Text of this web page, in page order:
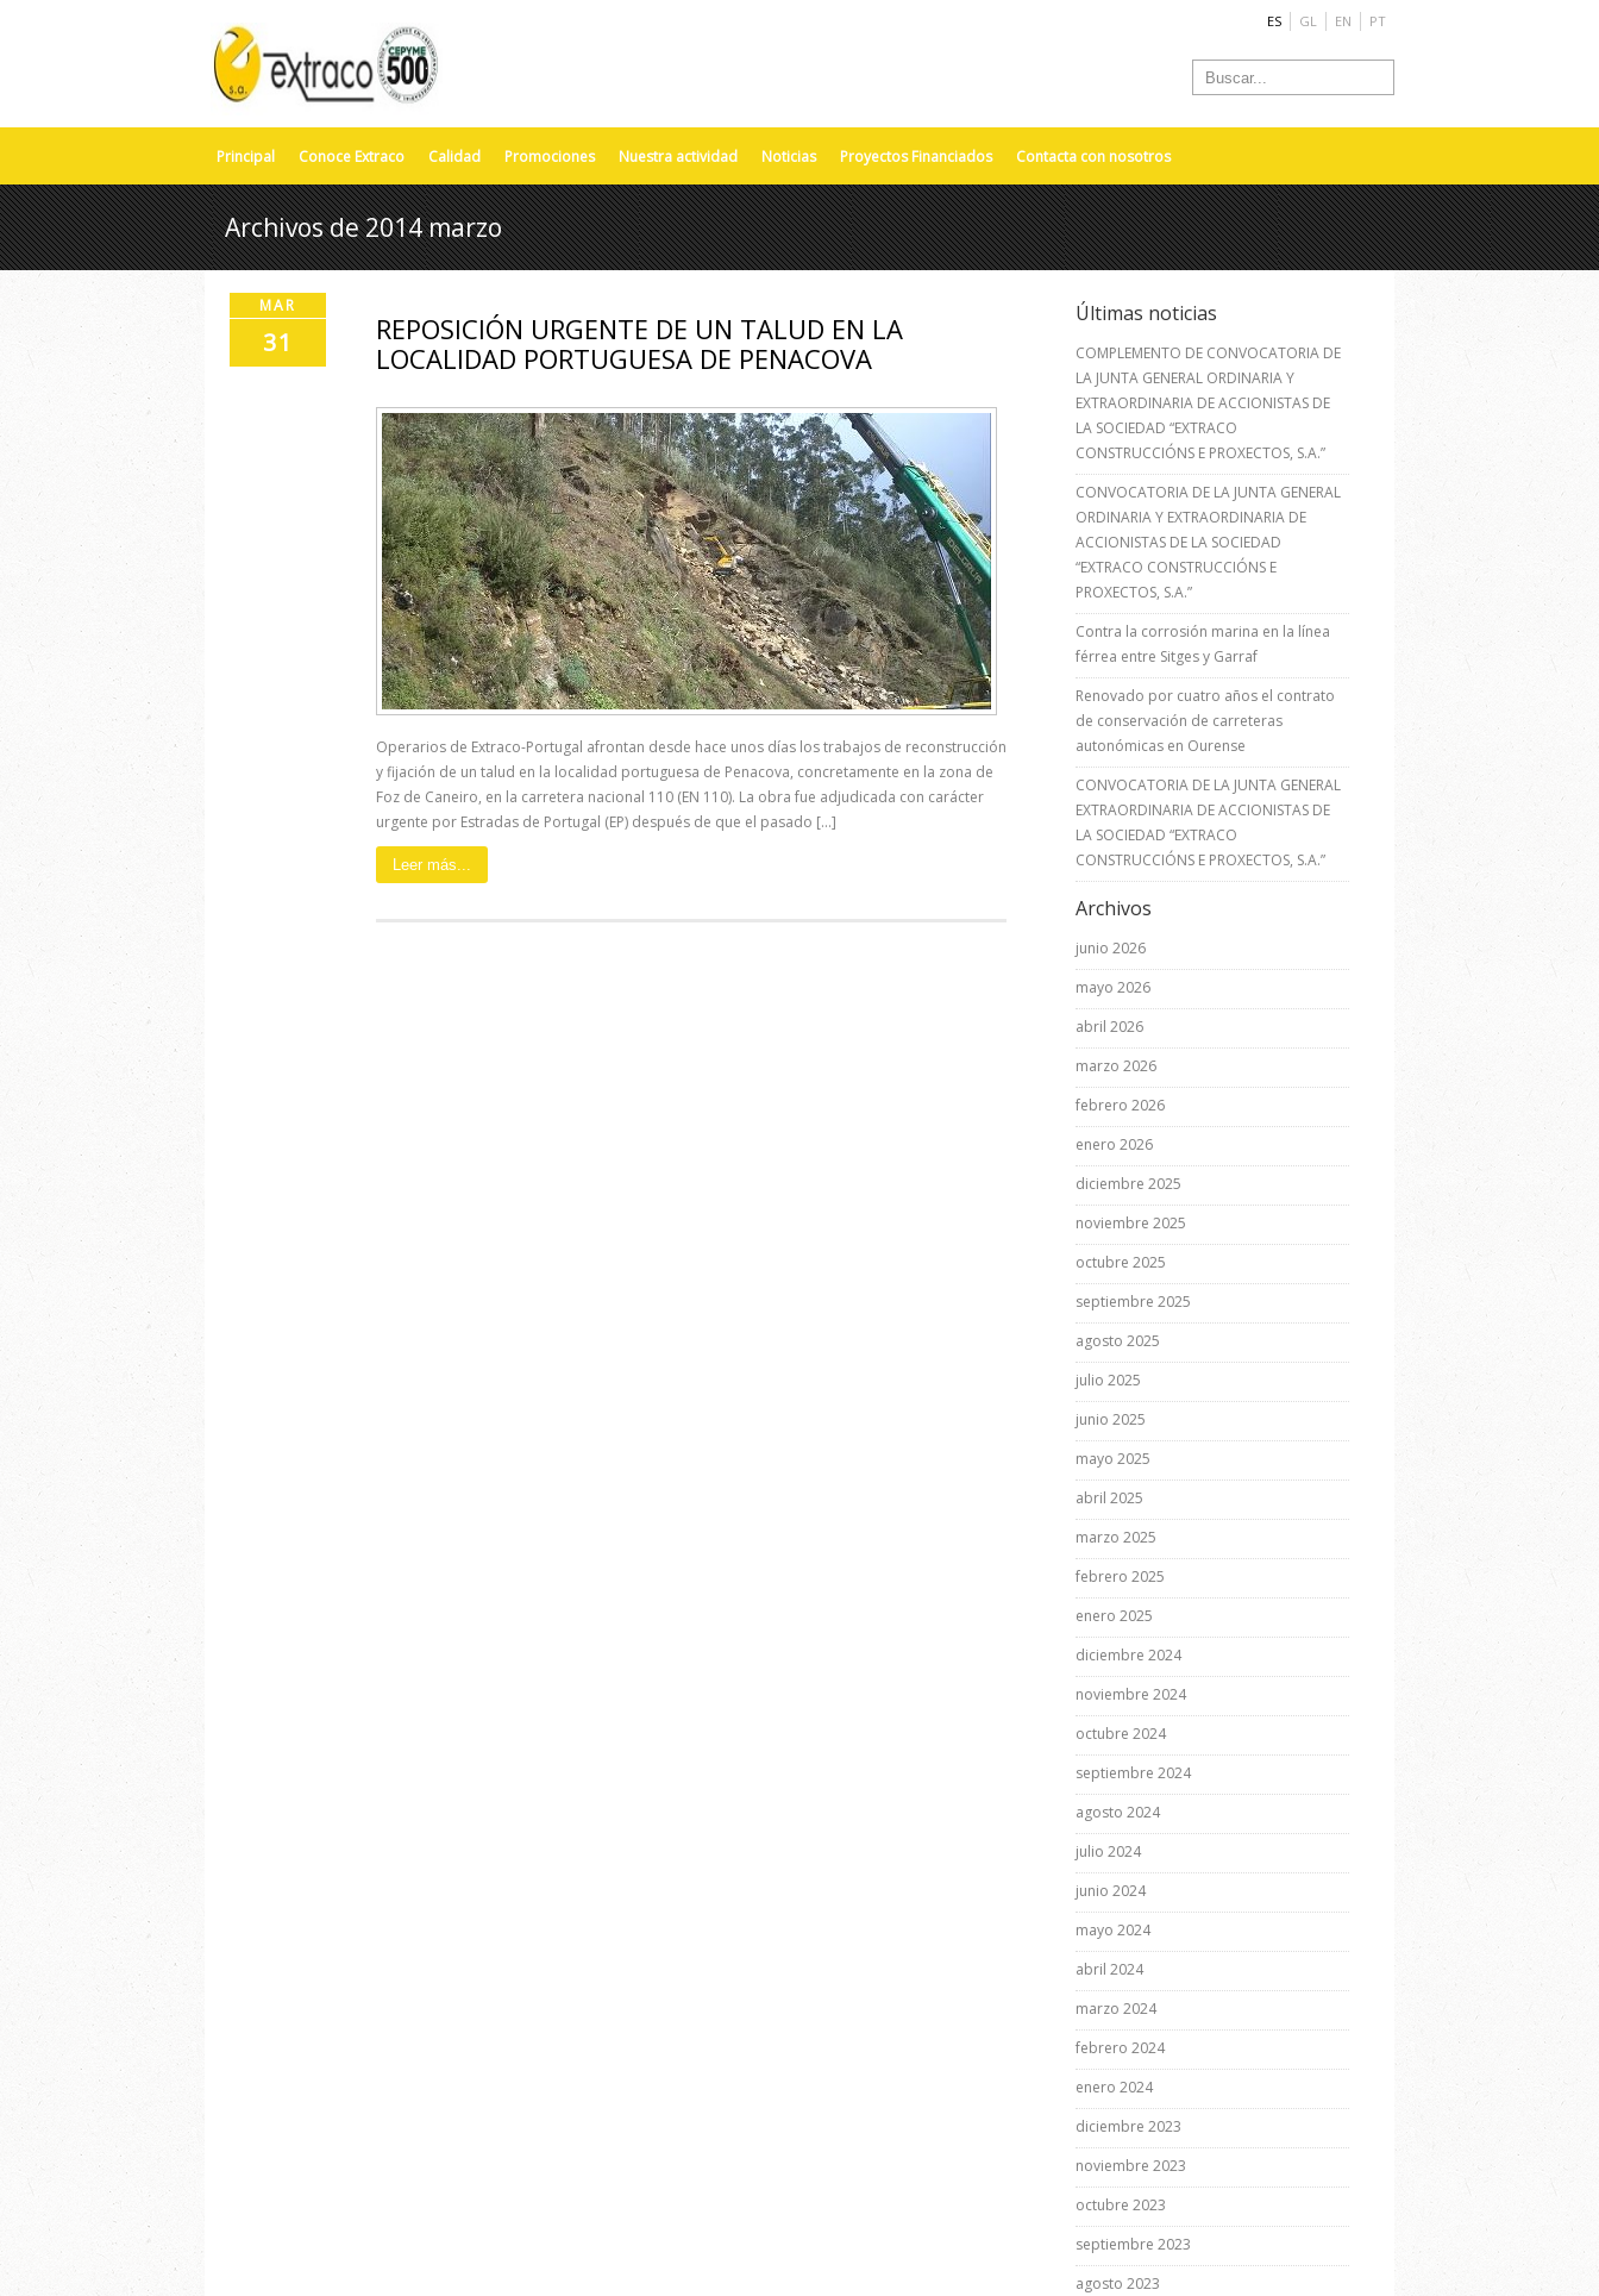
ES GL EN PT
Principal Conoce Extraco Calidad Promociones Nuestra actividad Noticias Proyectos Financiados Contacta con nosotros
Archivos de 2014 marzo
MAR
31
REPOSICIÓN URGENTE DE UN TALUD EN LA
LOCALIDAD PORTUGUESA DE PENACOVA
Operarios de Extraco-Portugal afrontan desde hace unos días los trabajos de reconstrucción
y fijación de un talud en la localidad portuguesa de Penacova, concretamente en la zona de
Foz de Caneiro, en la carretera nacional 110 (EN 110). La obra fue adjudicada con carácter
urgente por Estradas de Portugal (EP) después de que el pasado [...]
Leer más...
Últimas noticias
COMPLEMENTO DE CONVOCATORIA DE
LA JUNTA GENERAL ORDINARIA Y
EXTRAORDINARIA DE ACCIONISTAS DE
LA SOCIEDAD “EXTRACO
CONSTRUCCIÓNS E PROXECTOS, S.A.”
CONVOCATORIA DE LA JUNTA GENERAL
ORDINARIA Y EXTRAORDINARIA DE
ACCIONISTAS DE LA SOCIEDAD
“EXTRACO CONSTRUCCIÓNS E
PROXECTOS, S.A.”
Contra la corrosión marina en la línea
férrea entre Sitges y Garraf
Renovado por cuatro años el contrato
de conservación de carreteras
autonómicas en Ourense
CONVOCATORIA DE LA JUNTA GENERAL
EXTRAORDINARIA DE ACCIONISTAS DE
LA SOCIEDAD “EXTRACO
CONSTRUCCIÓNS E PROXECTOS, S.A.”
Archivos
junio 2026
mayo 2026
abril 2026
marzo 2026
febrero 2026
enero 2026
diciembre 2025
noviembre 2025
octubre 2025
septiembre 2025
agosto 2025
julio 2025
junio 2025
mayo 2025
abril 2025
marzo 2025
febrero 2025
enero 2025
diciembre 2024
noviembre 2024
octubre 2024
septiembre 2024
agosto 2024
julio 2024
junio 2024
mayo 2024
abril 2024
marzo 2024
febrero 2024
enero 2024
diciembre 2023
noviembre 2023
octubre 2023
septiembre 2023
agosto 2023